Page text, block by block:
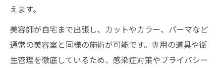
自宅や施設で訪問美容を利用するメリット
解説
訪問美容のきめ細かなサービス内容の紹介
えます。
美容師が自宅まで出張し、カットやカラー、パーマなど
通常の美容室と同様の施術が可能です。専用の道具や衛
生管理を徹底しているため、感染症対策やプライバシー